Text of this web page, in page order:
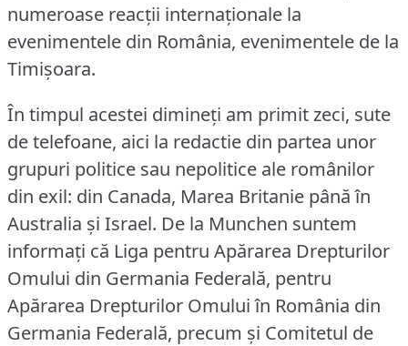
numeroase reacţii internaţionale la
evenimentele din România, evenimentele de la
Timişoara.
În timpul acestei dimineţi am primit zeci, sute
de telefoane, aici la redactie din partea unor
grupuri politice sau nepolitice ale românilor
din exil: din Canada, Marea Britanie până în
Australia şi Israel. De la Munchen suntem
informaţi că Liga pentru Apărarea Drepturilor
Omului din Germania Federală, pentru
Apărarea Drepturilor Omului în România din
Germania Federală, precum şi Comitetul de